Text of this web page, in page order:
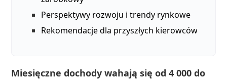
Perspektywy rozwoju i trendy rynkowe
Rekomendacje dla przyszłych kierowców
Miesięczne dochody wahają się od 4 000 do